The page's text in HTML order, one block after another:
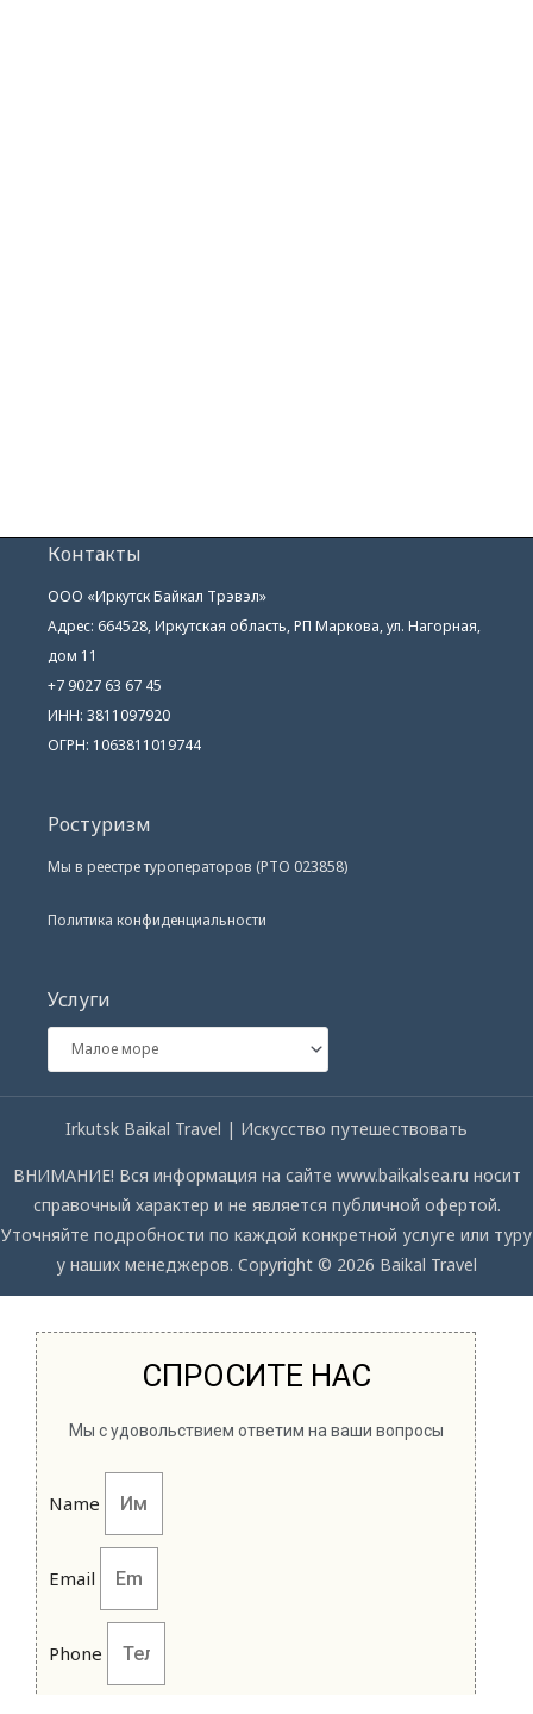
Контакты
ООО «Иркутск Байкал Трэвэл»
Адрес: 664528, Иркутская область, РП Маркова, ул. Нагорная,
дом 11
+7 9027 63 67 45
ИНН: 3811097920
ОГРН: 1063811019744
Ростуризм
Мы в реестре туроператоров (РТО 023858)
Политика конфиденциальности
Услуги
Irkutsk Baikal Travel | Искусство путешествовать
ВНИМАНИЕ! Вся информация на сайте www.baikalsea.ru носит
справочный характер и не является публичной офертой.
Уточняйте подробности по каждой конкретной услуге или туру
у наших менеджеров. Copyright © 2026 Baikal Travel
СПРОСИТЕ НАС
Мы с удовольствием ответим на ваши вопросы
Name
Email
Phone